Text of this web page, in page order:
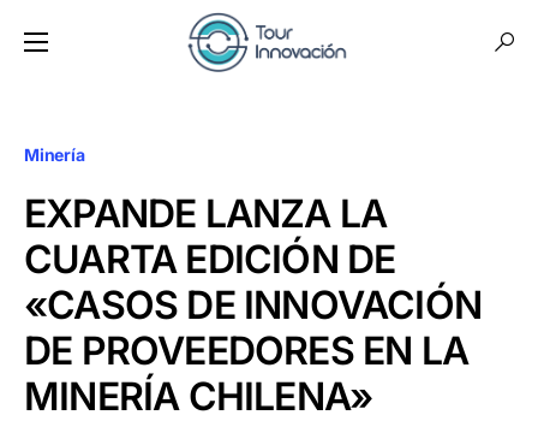
Minería
EXPANDE LANZA LA
CUARTA EDICIÓN DE
«CASOS DE INNOVACIÓN
DE PROVEEDORES EN LA
MINERÍA CHILENA»